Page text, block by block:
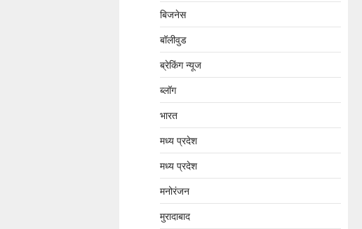
बिजनेस
बॉलीवुड
ब्रेकिंग न्यूज
ब्लॉग
भारत
मध्य प्रदेश
मध्य प्रदेश
मनोरंजन
मुरादाबाद